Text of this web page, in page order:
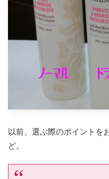
以前、選ぶ際のポイントを
ど。